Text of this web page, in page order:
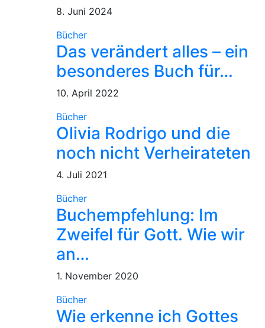
8. Juni 2024
Bücher
Das verändert alles – ein
besonderes Buch für…
10. April 2022
Bücher
Olivia Rodrigo und die
noch nicht Verheirateten
4. Juli 2021
Bücher
Buchempfehlung: Im
Zweifel für Gott. Wie wir
an…
1. November 2020
Bücher
Wie erkenne ich Gottes